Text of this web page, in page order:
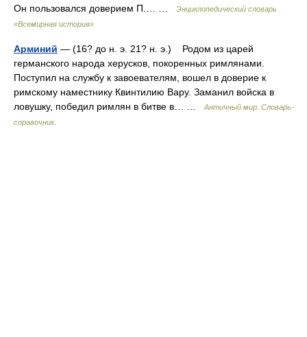
Он пользовался доверием П.… …
Энциклопедический словарь
«Всемирная история»
Арминий — (16? до н. э. 21? н. э.) Родом из царей
германского народа херусков, покоренных римлянами.
Поступил на службу к завоевателям, вошел в доверие к
римскому наместнику Квинтилию Вару. Заманил войска в
ловушку, победил римлян в битве в… …
Античный мир. Словарь-
справочник.